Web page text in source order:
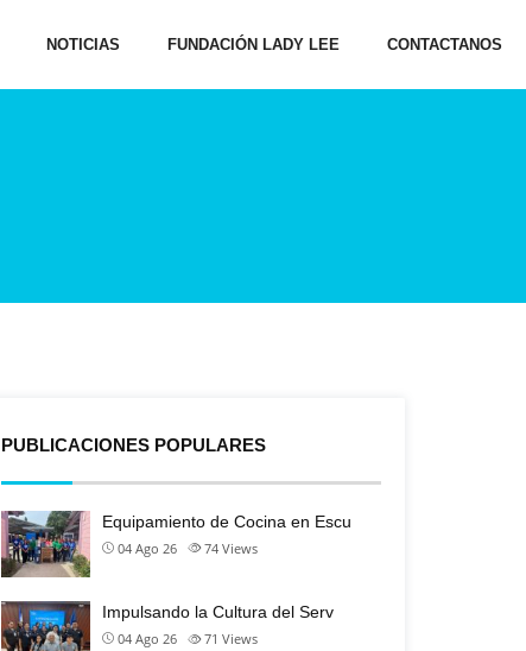
NOTICIAS FUNDACIÓN LADY LEE CONTACTANOS
PUBLICACIONES POPULARES
Equipamiento de Cocina en Escu
04 Ago 26 74 Views
Impulsando la Cultura del Serv
04 Ago 26 71 Views